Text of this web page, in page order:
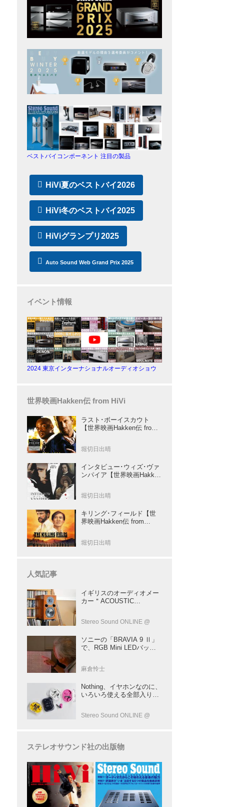
ベストバイコンポーネント 注目の製品
HiVi夏のベストバイ2026
HiVi冬のベストバイ2025
HiViグランプリ2025
Auto Sound Web Grand Prix 2025
イベント情報
2024 東京インターナショナルオーディオショウ
世界映画Hakken伝 from HiVi
ラスト･ボーイスカウト
【世界映画Hakken伝 from
が放つ負け犬アクションの
堀切日出晴
インタビュー･ウィズ･ヴァ
ンパイア【世界映画Hakken
督吸血鬼ホラー
堀切日出晴
キリング･フィールド【世
界映画Hakken伝 from
さぶる傑作
堀切日出晴
人気記事
イギリスのオーディオメー
カー＂ACOUSTIC
「AE1」の40周年記念モデ
Stereo Sound ONLINE @
ソニーの「BRAVIA 9 Ⅱ」
で、RGB Mini LEDバック
リー” だ（後）：麻倉怜士
137
麻倉怜士
Nothing、イヤホンなのに、
いろいろ使える全部入りモ
や、会話も録音できる
Stereo Sound ONLINE @
ステレオサウンド社の出版物